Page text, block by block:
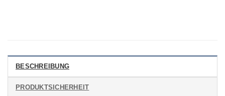
BESCHREIBUNG
PRODUKTSICHERHEIT